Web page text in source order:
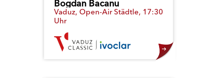
Bogdan Bacanu
Vaduz, Open-Air Städtle, 17:30
Uhr